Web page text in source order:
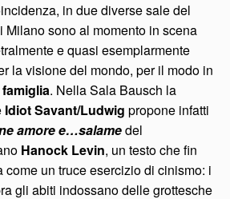
in due diverse sale del
Milano sono al momento in scena
e quasi esemplarmente
la visione del mondo, per il modo in
famiglia. Nella Sala Bausch la
Idiot Savant/Ludwig propone infatti
amore e…salamedel
Hanock Levin, un testo che fin
come un truce esercizio di cinismo: i
gli abiti indossano delle grottesche